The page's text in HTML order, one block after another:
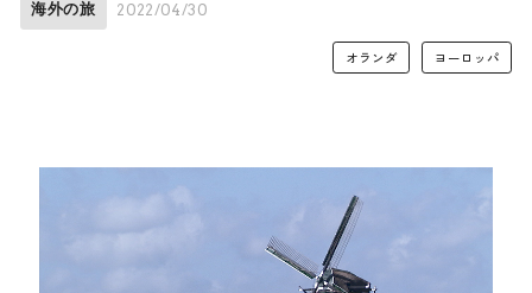
海外の旅 2022/04/30
オランダ ヨーロッパ